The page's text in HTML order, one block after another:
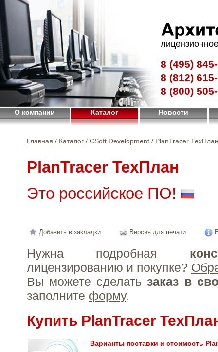
8 (495)
8 (812)
8 (800)
О компании Каталог Новости
Главная / Каталог / CSoft Development / PlanTracer ТехПлан
PlanTracer ТехПлан
Это российское ПО!
Добавить в закладки Версия для печати
Нужна подробная
лицензированию и покупке?
Вы можете сделать заказ в
заполните форму.
Купить PlanTracer
Варианты поставки и стоимость